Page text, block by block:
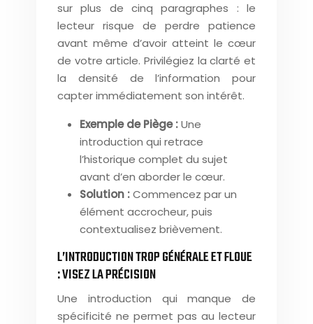
sur plus de cinq paragraphes : le
lecteur risque de perdre patience
avant même d’avoir atteint le cœur
de votre article. Privilégiez la clarté et
la densité de l’information pour
capter immédiatement son intérêt.
Exemple de Piège :Une
introduction qui retrace
l’historique complet du sujet
avant d’en aborder le cœur.
Solution :Commencez par un
élément accrocheur, puis
contextualisez brièvement.
L’INTRODUCTION TROP GÉNÉRALE ET FLOUE
: VISEZ LA PRÉCISION
Une introduction qui manque de
spécificité ne permet pas au lecteur